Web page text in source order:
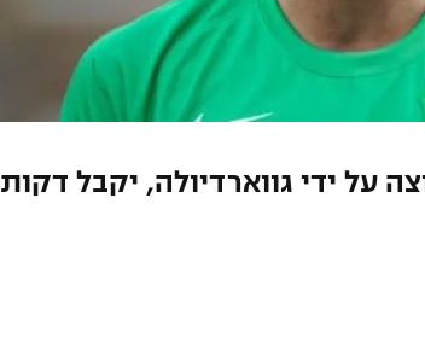
על ידי גווארדיולה, יקבל דקות